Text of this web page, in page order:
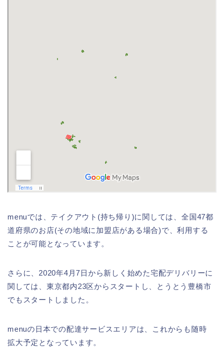
menuでは、テイクアウト(持ち帰り)に関しては、全国47都
道府県のお店(その地域に加盟店がある場合)で、利用する
ことが可能となっています。
さらに、2020年4月7日から新しく始めた宅配デリバリーに
関しては、東京都内23区からスタートし、とうとう豊橋市
でもスタートしました。
menuの日本での配達サービスエリアは、これからも随時
拡大予定となっています。